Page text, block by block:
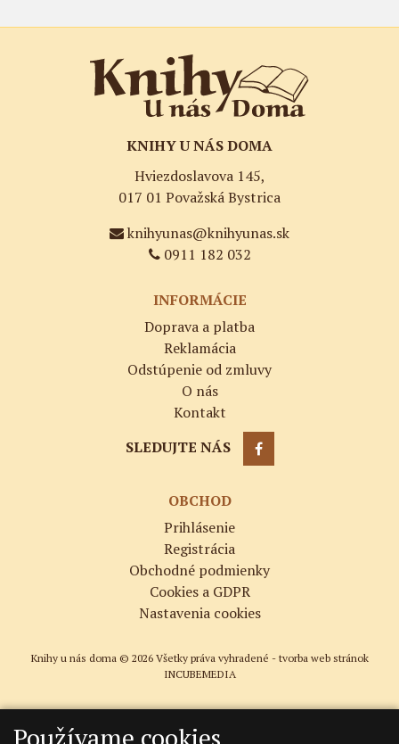
KNIHY U NÁS DOMA
Hviezdoslavova 145,
017 01 Považská Bystrica
knihyunas@knihyunas.sk
0911 182 032
INFORMÁCIE
Doprava a platba
Reklamácia
Odstúpenie od zmluvy
O nás
Kontakt
SLEDUJTE NÁS
OBCHOD
Prihlásenie
Registrácia
Obchodné podmienky
Cookies a GDPR
Nastavenia cookies
Knihy u nás doma © 2026 Všetky práva vyhradené - tvorba web stránok
INCUBEMEDIA
Používame cookies